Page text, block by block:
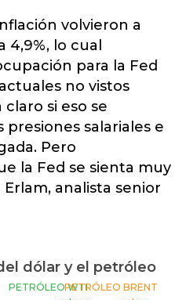
volvieron a
4,9%, lo cual
para la Fed
no vistos
claro si eso se
salariales e
Pero
la Fed se sienta muy
Erlam, analista senior